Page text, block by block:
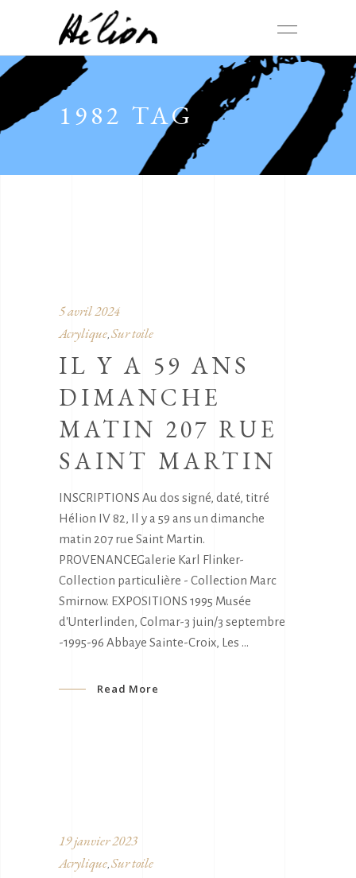
1982 TAG
5 avril 2024
Acrylique, Sur toile
IL Y A 59 ANS
DIMANCHE
MATIN 207 RUE
SAINT MARTIN
INSCRIPTIONS Au dos signé, daté, titré
Hélion IV 82, Il y a 59 ans un dimanche
matin 207 rue Saint Martin.
PROVENANCEGalerie Karl Flinker-
Collection particulière - Collection Marc
Smirnow. EXPOSITIONS 1995 Musée
d'Unterlinden, Colmar-3 juin/3 septembre
-1995-96 Abbaye Sainte-Croix, Les
Read More
19 janvier 2023
Acrylique Sur toile